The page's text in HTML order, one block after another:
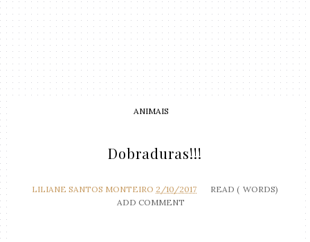
ANIMAIS
Dobraduras!!!
LILIANE SANTOS MONTEIRO 2/10/2017 READ ( WORDS)
ADD COMMENT